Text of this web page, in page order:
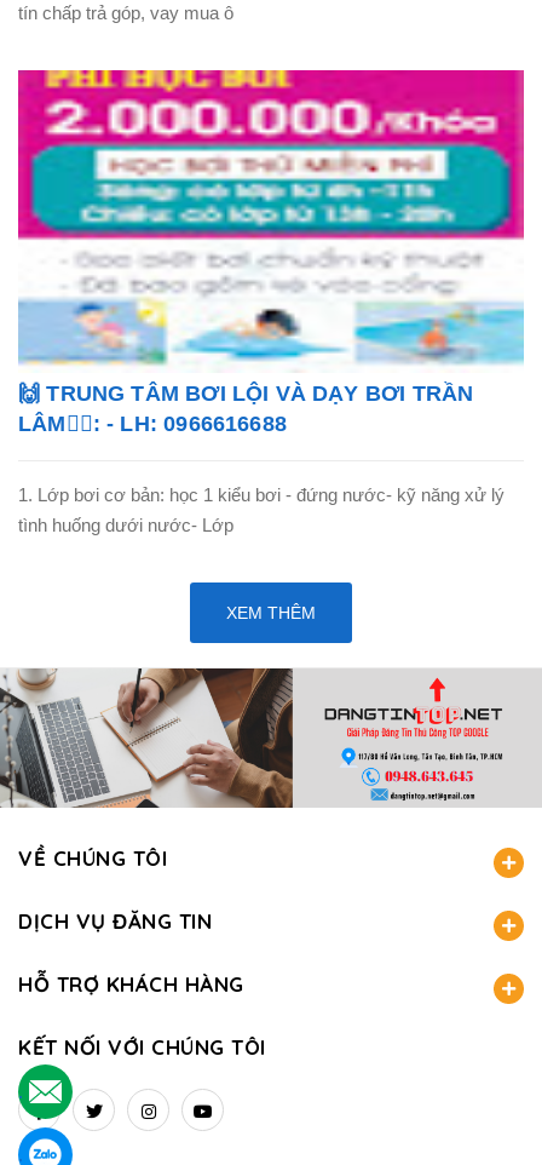
tín chấp trả góp, vay mua ô
🙌 TRUNG TÂM BƠI LỘI VÀ DẠY BƠI TRẦN
LÂM🏊‍♂️: - LH: 0966616688
1. Lớp bơi cơ bản: học 1 kiểu bơi - đứng nước- kỹ năng xử lý
tình huống dưới nước- Lớp
XEM THÊM
VỀ CHÚNG TÔI
DỊCH VỤ ĐĂNG TIN
HỖ TRỢ KHÁCH HÀNG
KẾT NỐI VỚI CHÚNG TÔI
.
.